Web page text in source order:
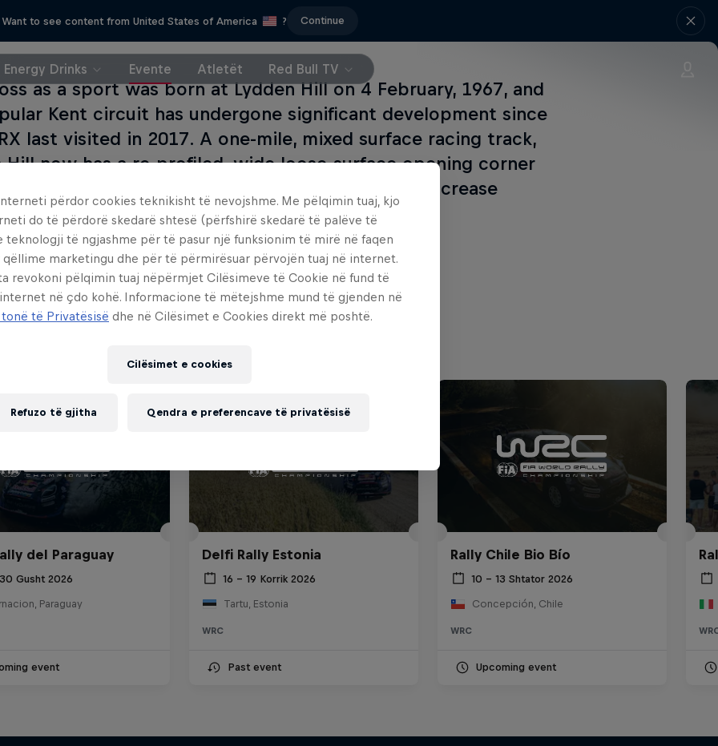
Want to see content from United States of America ? Continue
Energy Drinks Evente Atletët Red Bull TV
as a sport was born at Lydden Hill on 4 February, 1967, and
Kent circuit has undergone significant development since
last visited in 2017. A one-mile, mixed surface racing track,
Hill now has a re-profiled, wide loose-surface opening corner
large jump in the first half of the lap, designed to increase
opportunities.
del Paraguay
Gusht 2026
Paraguay
event
Delfi Rally Estonia
16 – 19 Korrik 2026
Tartu, Estonia
WRC
Past event
Rally Chile Bio Bío
10 – 13 Shtator 2026
Concepción, Chile
WRC
Upcoming event
përdor cookies teknikisht të nevojshme. Me pëlqimin tuaj, kjo
do të përdorë skedarë shtesë (përfshirë skedarë të palëve të
teknologji të ngjashme për të pasur një funksionim të mirë në faqen
marketingu dhe për të përmirësuar përvojën tuaj në internet.
revokoni pëlqimin tuaj nëpërmjet Cilësimeve të Cookie në fund të
në çdo kohë. Informacione të mëtejshme mund të gjenden në
të Privatësisë dhe në Cilësimet e Cookies direkt më poshtë.
Cilësimet e cookies
Refuzo të gjitha Qendra e preferencave të privatësisë